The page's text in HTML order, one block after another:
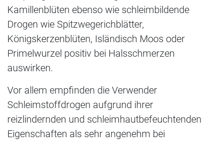
Kamillenblüten ebenso wie schleimbildende
Drogen wie Spitzwegerichblätter,
Königskerzenblüten, Isländisch Moos oder
Primelwurzel positiv bei Halsschmerzen
auswirken.
Vor allem empfinden die Verwender
Schleimstoffdrogen aufgrund ihrer
reizlindernden und schleimhautbefeuchtenden
Eigenschaften als sehr angenehm bei